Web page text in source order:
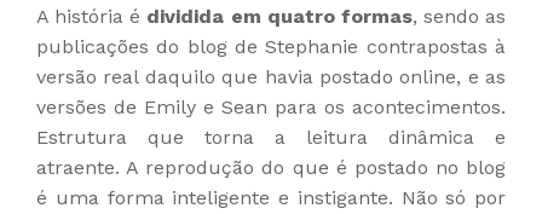
A história é dividida em quatro formas, sendo as
publicações do blog de Stephanie contrapostas à
versão real daquilo que havia postado online, e as
versões de Emily e Sean para os acontecimentos.
Estrutura que torna a leitura dinâmica e
atraente. A reprodução do que é postado no blog
é uma forma inteligente e instigante. Não só por